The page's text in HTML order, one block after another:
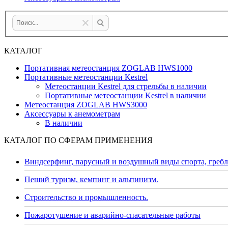
КАТАЛОГ
Портативная метеостанция ZOGLAB HWS1000
Портативные метеостанции Kestrel
Метеостанции Kestrel для стрельбы в наличии
Портативные метеостанции Kestrel в наличии
Mетеостанция ZOGLAB HWS3000
Аксессуары к анемометрам
В наличии
КАТАЛОГ ПО СФЕРАМ ПРИМЕНЕНИЯ
Виндсерфинг, парусный и воздушный виды спорта,
Пеший туризм, кемпинг и альпинизм.
Строительство и промышленность.
Пожаротушение и аварийно-спасательные работы